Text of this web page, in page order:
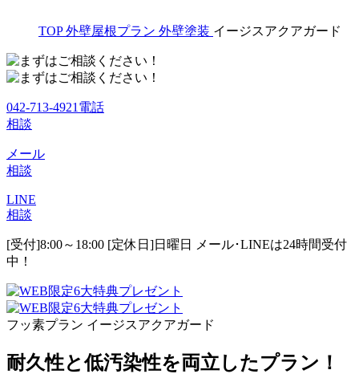
TOP 外壁屋根プラン 外壁塗装 イージスアクアガード
042-713-4921 電話
相談
メール
相談
LINE
相談
[受付]8:00～18:00 [定休日]日曜日
メール･LINEは24時間受付
中！
フッ素プラン イージスアクアガード
耐久性と低汚染性を両立したプラン！